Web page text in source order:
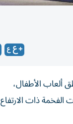
ألعاب الأطفال،
الفخمة ذات الارتفاع